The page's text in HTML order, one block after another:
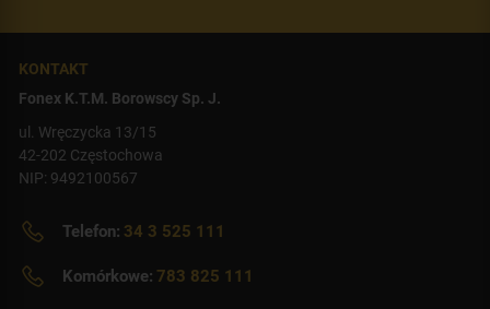
KONTAKT
Fonex K.T.M. Borowscy Sp. J.
ul. Wręczycka 13/15
42-202 Częstochowa
NIP: 9492100567
Telefon: 34 3 525 111
Komórkowe: 783 825 111